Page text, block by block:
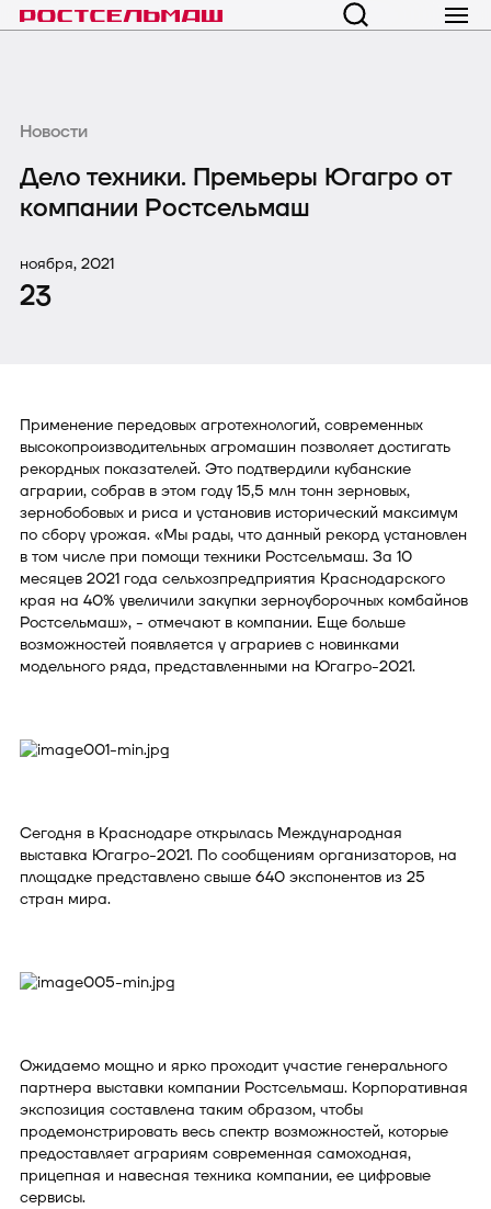
Новости
Дело техники. Премьеры Югагро от
компании Ростсельмаш
ноября, 2021
23
Применение передовых агротехнологий, современных
высокопроизводительных агромашин позволяет достигать
рекордных показателей. Это подтвердили кубанские
аграрии, собрав в этом году 15,5 млн тонн зерновых,
зернобобовых и риса и установив исторический максимум
по сбору урожая. «Мы рады, что данный рекорд установлен
в том числе при помощи техники Ростсельмаш. За 10
месяцев 2021 года сельхозпредприятия Краснодарского
края на 40% увеличили закупки зерноуборочных комбайнов
Ростсельмаш», - отмечают в компании. Еще больше
возможностей появляется у аграриев с новинками
модельного ряда, представленными на Югагро-2021.
Сегодня в Краснодаре открылась Международная
выставка Югагро-2021. По сообщениям организаторов, на
площадке представлено свыше 640 экспонентов из 25
стран мира.
Ожидаемо мощно и ярко проходит участие генерального
партнера выставки компании Ростсельмаш. Корпоративная
экспозиция составлена таким образом, чтобы
продемонстрировать весь спектр возможностей, которые
предоставляет аграриям современная самоходная,
прицепная и навесная техника компании, ее цифровые
сервисы.